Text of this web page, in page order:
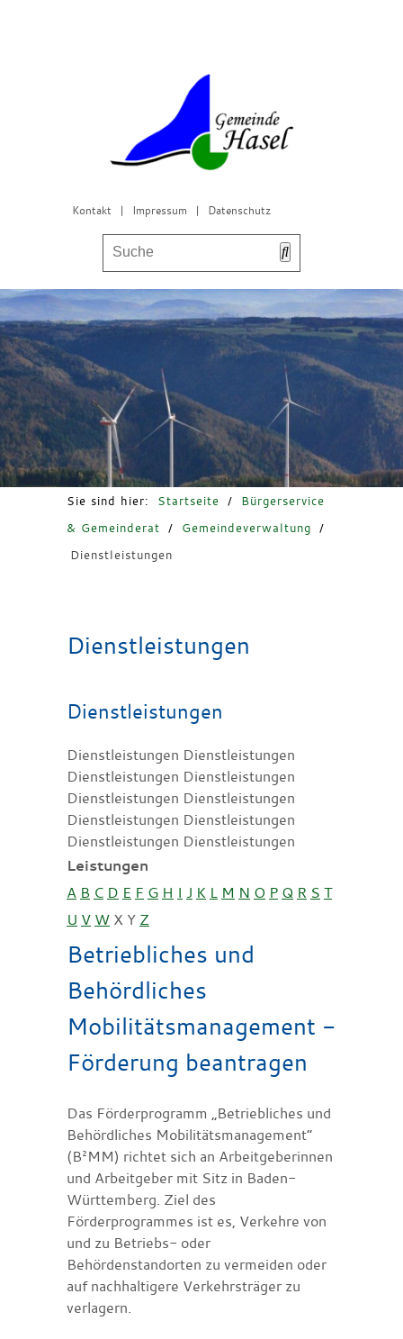
Kontakt | Impressum | Datenschutz
Bürgerservice & Gemeinderat
Leben in Hasel
Freizeit & Tourismus
Sie sind hier: Startseite /
Bürgerservice
& Gemeinderat
/ Gemeindeverwaltung
/
Dienstleistungen
Dienstleistungen
Dienstleistungen
Dienstleistungen Dienstleistungen
Dienstleistungen Dienstleistungen
Dienstleistungen Dienstleistungen
Dienstleistungen Dienstleistungen
Dienstleistungen Dienstleistungen
Leistungen
A B C D E F G H I J K L M N O P Q R S T
U V W X Y Z
Betriebliches und
Behördliches
Mobilitätsmanagement -
Förderung beantragen
Das Förderprogramm „Betriebliches und
Behördliches Mobilitätsmanagement“
(B²MM) richtet sich an Arbeitgeberinnen
und Arbeitgeber mit Sitz in Baden-
Württemberg. Ziel des
Förderprogrammes ist es, Verkehre von
und zu Betriebs- oder
Behördenstandorten zu vermeiden oder
auf nachhaltigere Verkehrsträger zu
verlagern.